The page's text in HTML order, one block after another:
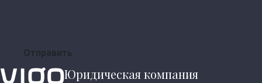
Юридическая компания